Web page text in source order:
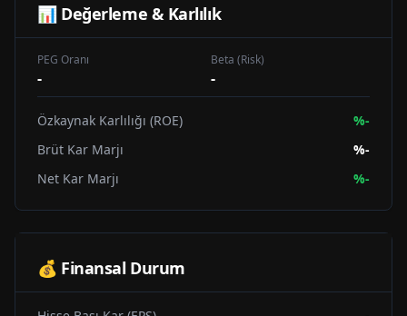
📊 Değerleme & Karlılık
PEG Oranı
-
Beta (Risk)
-
Özkaynak Karlılığı (ROE) %-
Brüt Kar Marjı
%-
Net Kar Marjı
%-
💰 Finansal Durum